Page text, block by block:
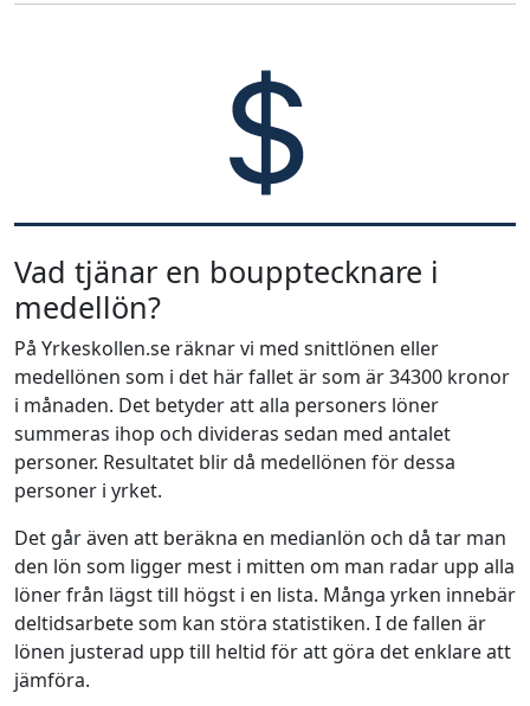
Vad tjänar en boupptecknare i
medellön?
På Yrkeskollen.se räknar vi med snittlönen eller
medellönen som i det här fallet är som är 34300 kronor
i månaden. Det betyder att alla personers löner
summeras ihop och divideras sedan med antalet
personer. Resultatet blir då medellönen för dessa
personer i yrket.
Det går även att beräkna en medianlön och då tar man
den lön som ligger mest i mitten om man radar upp alla
löner från lägst till högst i en lista. Många yrken innebär
deltidsarbete som kan störa statistiken. I de fallen är
lönen justerad upp till heltid för att göra det enklare att
jämföra.